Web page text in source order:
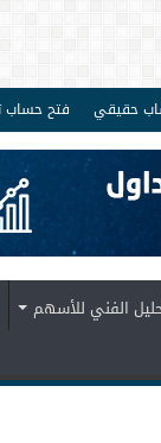
حقيقي فتح حساب
الفني للأسهم